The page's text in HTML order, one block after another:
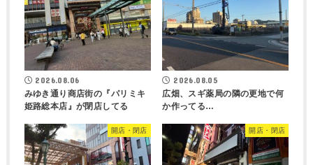
2026.08.06
みゆき通り商店街の『パリミキ
姫路総本店』が閉店してる
2026.08.05
広畑、スギ薬局の隣の更地で何
か作ってる…
開店・閉店 開店・閉店